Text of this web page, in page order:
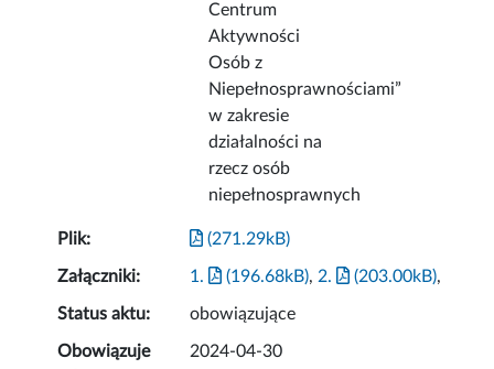
Centrum
Aktywności
Osób z
Niepełnosprawnościami”
w zakresie
działalności na
rzecz osób
niepełnosprawnych
Plik: (271.29kB)
Załączniki: 1. (196.68kB), 2. (203.00kB),
Status aktu: obowiązujące
Obowiązuje
2024-04-30